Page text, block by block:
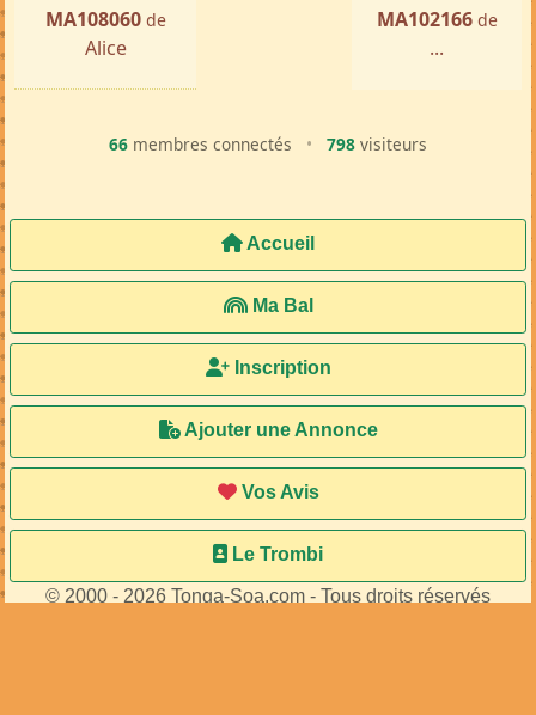
MA108060 de
Alice
MA102166 de
...
66 membres connectés • 798 visiteurs
Accueil
Ma Bal
Inscription
Ajouter une Annonce
Vos Avis
Le Trombi
© 2000 - 2026 Tonga-Soa.com - Tous droits réservés